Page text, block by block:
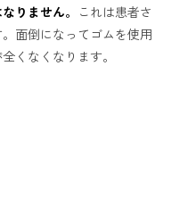
りません。 これは患者さ
面倒になってゴムを使用
くなくなります。